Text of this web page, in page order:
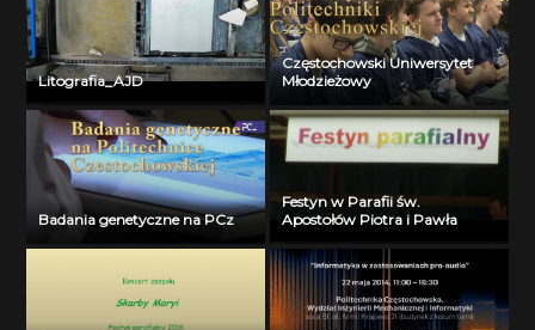
Litografia_AJD
Częstochowski Uniwersytet
Młodzieżowy
Badania genetyczne na PCz
Festyn w Parafii św.
Apostołów Piotra i Pawła